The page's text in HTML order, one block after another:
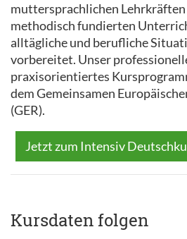
muttersprachlichen Lehrkräften
methodisch fundierten
alltägliche und berufliche
vorbereitet. Unser
praxisorientiertes
dem Gemeinsamen
(GER).
Jetzt zum Intensiv
Kursdaten folgen